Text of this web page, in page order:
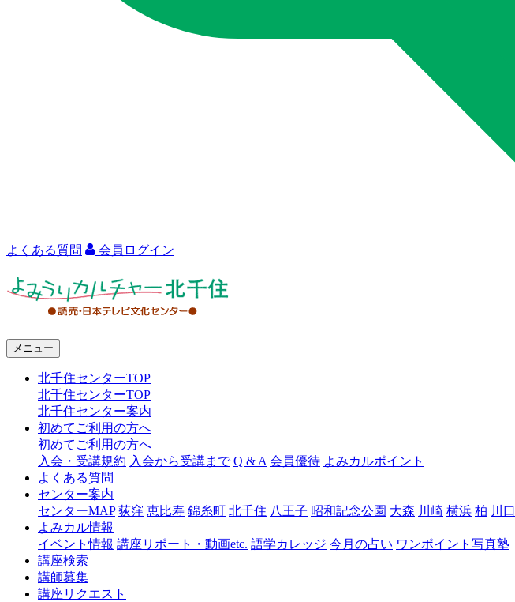
よくある質問 会員ログイン
ャ
北
千
メニュー
北千住センターTOP
北千住センターTOP
北千住センター案内
初めてご利用の方へ
初めてご利用の方へ
入会・受講規約 入会から受講まで Q & A 会員優待 よみカルポイント
よくある質問
センター案内
センターMAP 荻窪 恵比寿 錦糸町 北千住 八王子 昭和記念公園 大森 川崎 横浜 柏 川口
よみカル情報
イベント情報 講座リポート・動画etc. 語学カレッジ 今月の占い ワンポイント写真塾
講座検索
講師募集
講座リクエスト